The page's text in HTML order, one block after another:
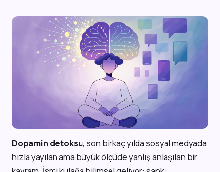
Dopamin detoksu, son birkaç yılda sosyal medyada
hızla yayılan ama büyük ölçüde yanlış anlaşılan bir